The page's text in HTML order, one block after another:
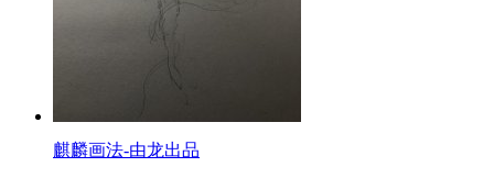
​麒麟画法-由龙出品